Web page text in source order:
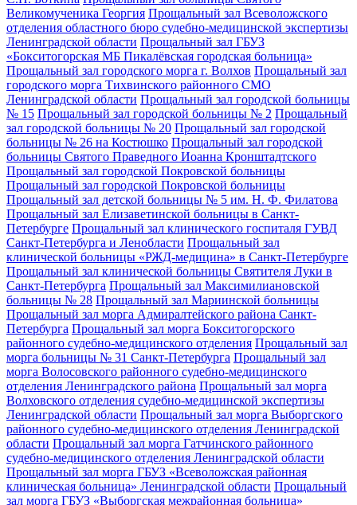
Великомученика Георгия Прощальный зал Всеволожского
отделения областного бюро судебно-медицинской экспертизы
Ленинградской области Прощальный зал ГБУЗ
«Бокситогорская МБ Пикалёвская городская больница»
Прощальный зал городского морга г. Волхов Прощальный зал
городского морга Тихвинского районного СМО
Ленинградской области Прощальный зал городской больницы
№ 15 Прощальный зал городской больницы № 2 Прощальный
зал городской больницы № 20 Прощальный зал городской
больницы № 26 на Костюшко Прощальный зал городской
больницы Святого Праведного Иоанна Кронштадтского
Прощальный зал городской Покровской больницы
Прощальный зал городской Покровской больницы
Прощальный зал детской больницы № 5 им. Н. Ф. Филатова
Прощальный зал Елизаветинской больницы в Санкт-
Петербурге Прощальный зал клинического госпиталя ГУВД
Санкт-Петербурга и Ленобласти Прощальный зал
клинической больницы «РЖД-медицина» в Санкт-Петербурге
Прощальный зал клинической больницы Святителя Луки в
Санкт-Петербурга Прощальный зал Максимилиановской
больницы № 28 Прощальный зал Мариинской больницы
Прощальный зал морга Адмиралтейского района Санкт-
Петербурга Прощальный зал морга Бокситогорского
районного судебно-медицинского отделения Прощальный зал
морга больницы № 31 Санкт-Петербурга Прощальный зал
морга Волосовского районного судебно-медицинского
отделения Ленинградского района Прощальный зал морга
Волховского отделения судебно-медицинской экспертизы
Ленинградской области Прощальный зал морга Выборгского
районного судебно-медицинского отделения Ленинградской
области Прощальный зал морга Гатчинского районного
судебно-медицинского отделения Ленинградской области
Прощальный зал морга ГБУЗ «Всеволожская районная
клиническая больница» Ленинградской области Прощальный
зал морга ГБУЗ «Выборгская межрайонная больница»